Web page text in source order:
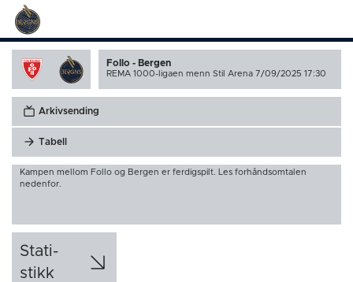
Follo - Bergen
REMA 1000-ligaen menn Stil Arena 7/09/2025 17:30
Arkivsending
Tabell
Kampen mellom Follo og Bergen er ferdigspilt. Les forhåndsomtalen
nedenfor.
Stati­
stikk